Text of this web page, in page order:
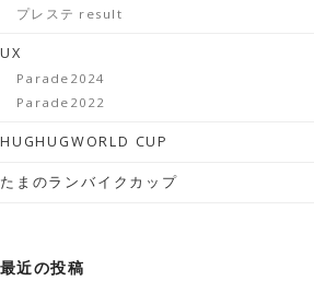
プレステ result
UX
Parade2024
Parade2022
HUGHUGWORLD CUP
たまのランバイクカップ
最近の投稿